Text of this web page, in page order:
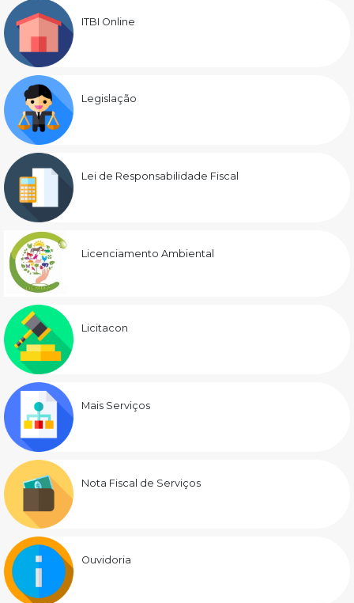
ITBI Online
Legislação
Lei de Responsabilidade Fiscal
Licenciamento Ambiental
Licitacon
Mais Serviços
Nota Fiscal de Serviços
Ouvidoria